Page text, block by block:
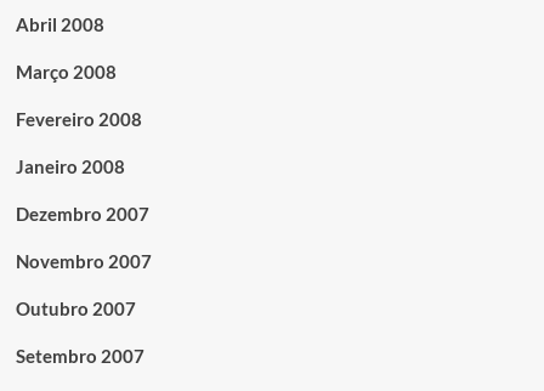
Abril 2008
Março 2008
Fevereiro 2008
Janeiro 2008
Dezembro 2007
Novembro 2007
Outubro 2007
Setembro 2007